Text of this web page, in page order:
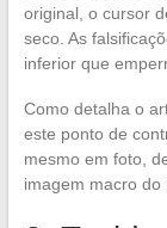
original, o cursor
seco. As
inferior que
Como detalha o
este ponto de
mesmo em foto,
imagem macro do